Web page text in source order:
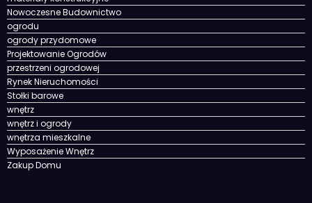
Nowoczesne Budownictwo
ogrodu
ogrody przydomowe
Projektowanie Ogrodów
przestrzeni ogrodowej
Rynek Nieruchomości
Stołki barowe
wnętrz
wnętrz i ogrody
wnętrza mieszkalne
Wyposażenie Wnętrz
Zakup Domu